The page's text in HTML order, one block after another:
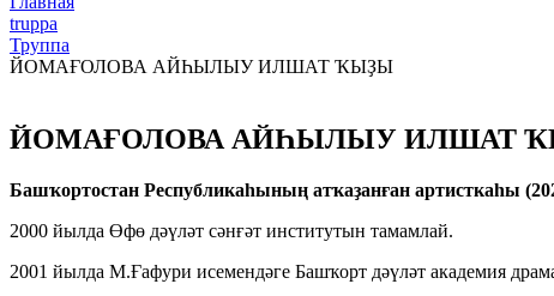
truppa
Труппа
ЙОМАҒОЛОВА АЙҺЫЛЫУ ИЛШАТ ҠЫҘЫ
ЙОМАҒОЛОВА АЙҺЫЛЫУ ИЛШАТ
Башҡортостан Республикаһының атҡаҙанған артисткаһы
2000 йылда Өфө дәүләт сәнғәт институтын тамамлай.
2001 йылда М.Ғафури исемендәге Башҡорт дәүләт академия